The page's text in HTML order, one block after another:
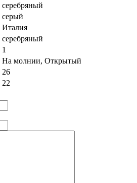
серебряный
серый
Италия
серебряный
1
На молнии, Открытый
26
22